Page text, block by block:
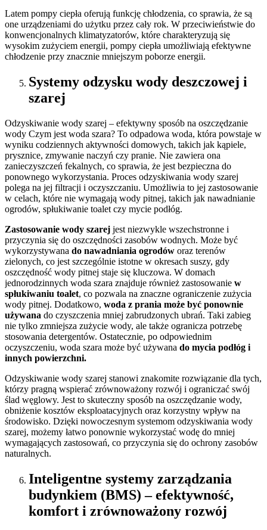
Latem pompy ciepła oferują funkcję chłodzenia, co sprawia, że są
one urządzeniami do użytku przez cały rok. W przeciwieństwie do
konwencjonalnych klimatyzatorów, które charakteryzują się
wysokim zużyciem energii, pompy ciepła umożliwiają efektywne
chłodzenie przy znacznie mniejszym poborze energii.
Systemy odzysku wody deszczowej i
szarej
Odzyskiwanie wody szarej – efektywny sposób na oszczędzanie
wody Czym jest woda szara? To odpadowa woda, która powstaje w
wyniku codziennych aktywności domowych, takich jak kąpiele,
prysznice, zmywanie naczyń czy pranie. Nie zawiera ona
zanieczyszczeń fekalnych, co sprawia, że jest bezpieczna do
ponownego wykorzystania. Proces odzyskiwania wody szarej
polega na jej filtracji i oczyszczaniu. Umożliwia to jej zastosowanie
w celach, które nie wymagają wody pitnej, takich jak nawadnianie
ogrodów, spłukiwanie toalet czy mycie podłóg.
Zastosowanie wody szarej jest niezwykle wszechstronne i
przyczynia się do oszczędności zasobów wodnych. Może być
wykorzystywana do nawadniania ogrodów oraz terenów
zielonych, co jest szczególnie istotne w okresach suszy, gdy
oszczędność wody pitnej staje się kluczowa. W domach
jednorodzinnych woda szara znajduje również zastosowanie w
spłukiwaniu toalet, co pozwala na znaczne ograniczenie zużycia
wody pitnej. Dodatkowo, woda z prania może być ponownie
używana do czyszczenia mniej zabrudzonych ubrań. Taki zabieg
nie tylko zmniejsza zużycie wody, ale także ogranicza potrzebę
stosowania detergentów. Ostatecznie, po odpowiednim
oczyszczeniu, woda szara może być używana do mycia podłóg i
innych powierzchni.
Odzyskiwanie wody szarej stanowi znakomite rozwiązanie dla tych,
którzy pragną wspierać zrównoważony rozwój i ograniczać swój
ślad węglowy. Jest to skuteczny sposób na oszczędzanie wody,
obniżenie kosztów eksploatacyjnych oraz korzystny wpływ na
środowisko. Dzięki nowoczesnym systemom odzyskiwania wody
szarej, możemy łatwo ponownie wykorzystać wodę do mniej
wymagających zastosowań, co przyczynia się do ochrony zasobów
naturalnych.
Inteligentne systemy zarządzania
budynkiem (BMS) – efektywność,
komfort i zrównoważony rozwój